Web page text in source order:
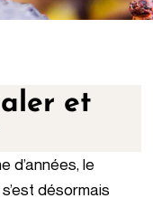
et
d’années, le
désormais